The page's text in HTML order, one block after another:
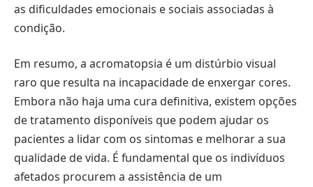
as dificuldades emocionais e sociais associadas à
condição.
Em resumo, a acromatopsia é um distúrbio visual
raro que resulta na incapacidade de enxergar cores.
Embora não haja uma cura definitiva, existem opções
de tratamento disponíveis que podem ajudar os
pacientes a lidar com os sintomas e melhorar a sua
qualidade de vida. É fundamental que os indivíduos
afetados procurem a assistência de um